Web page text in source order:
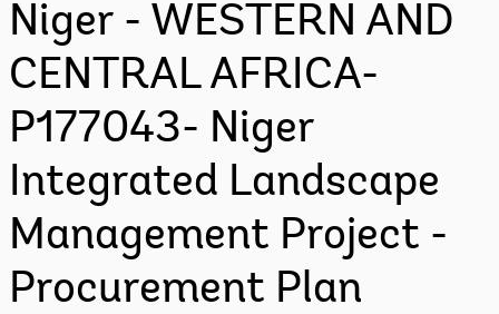
Niger - WESTERN AND
CENTRAL AFRICA-
P177043- Niger
Integrated Landscape
Management Project -
Procurement Plan